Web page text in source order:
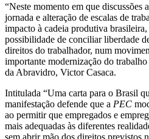
“Neste momento em que discussões
jornada e alteração de escalas de
impacto à cadeia produtiva
possibilidade de conciliar liberdade
direitos do trabalhador, num
importante modernização do
da Abravidro, Victor Casaca.
Intitulada “Uma carta para o Brasil
manifestação defende que a PEC
ao permitir que empregados e
mais adequadas às diferentes
sem abrir mão dos direitos previstos